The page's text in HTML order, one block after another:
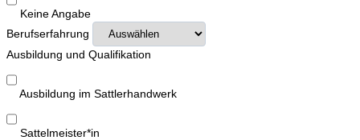
Keine Angabe
Berufserfahrung
Ausbildung und Qualifikation
Ausbildung im Sattlerhandwerk
Sattelmeister*in